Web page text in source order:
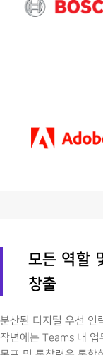
모든 역할
창출
분산된 디지털 우선 인
작년에는 Teams 내 업